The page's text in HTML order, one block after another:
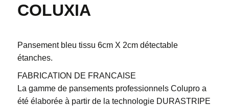
COLUXIA
Pansement bleu tissu 6cm X 2cm détectable
étanches.
FABRICATION DE FRANCAISE
La gamme de pansements professionnels Colupro a
été élaborée à partir de la technologie DURASTRIPE